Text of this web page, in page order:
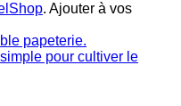
. Ajouter à vos
papeterie.
pour cultiver le